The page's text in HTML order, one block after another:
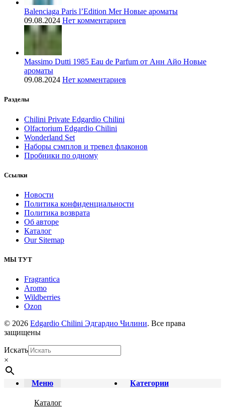
Balenciaga Paris l’Edition Mer Новые ароматы
09.08.2024 Нет комментариев
Massimo Dutti 1985 Eau de Parfum от Анн Айо Новые
ароматы
09.08.2024 Нет комментариев
Разделы
Chilini Private Edgardio Chilini
Olfactorium Edgardio Chilini
Wonderland Set
Наборы сэмплов и тревел флаконов
Пробники по одному
Ссылки
Новости
Политика конфиденциальности
Политика возврата
Об авторе
Каталог
Our Sitemap
МЫ ТУТ
Fragrantica
Aromo
Wildberries
Ozon
© 2026 Edgardio Chilini Эдгардио Чилини. Все права
защищены
Искать
×
Меню Категории
Каталог